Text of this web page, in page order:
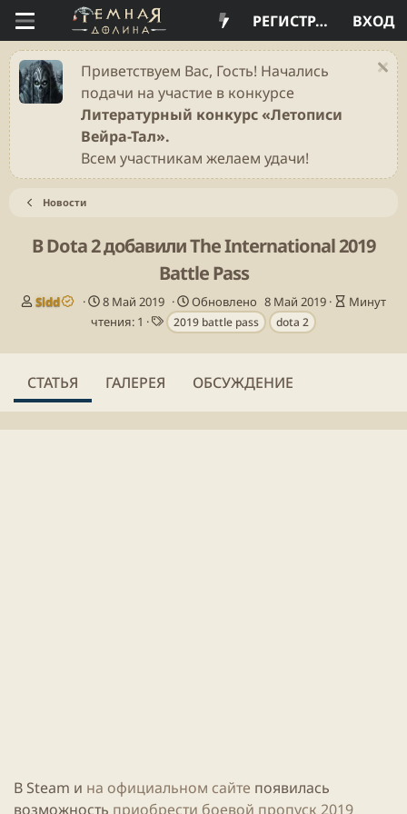
ВХОД
РЕГИСТРАЦИЯ
Приветствуем Вас, Гость! Начались
подачи на участие в конкурсе
Литературный конкурс «Летописи
Вейра-Тал».
Всем участникам желаем удачи!
Новости
В Dota 2 добавили The International 2019
Battle Pass
А
о
Sidd
Д
а
а
у
8 Май 2019 Обновлено 8 Май 2019
В
м
Минут
чтения: 1
Т
е
г
2019 battle pass dota 2
СТАТЬЯ ГАЛЕРЕЯ ОБСУЖДЕНИЕ
В Steam и на официальном сайте появилась
возможность приобрести боевой пропуск 2019